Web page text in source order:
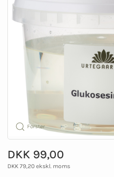
Forstør
DKK 99,00
DKK 79,20 ekskl. moms